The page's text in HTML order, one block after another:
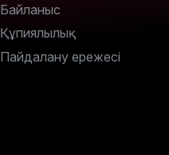
Байланыс
Құпиялылық
Пайдалану ережесі